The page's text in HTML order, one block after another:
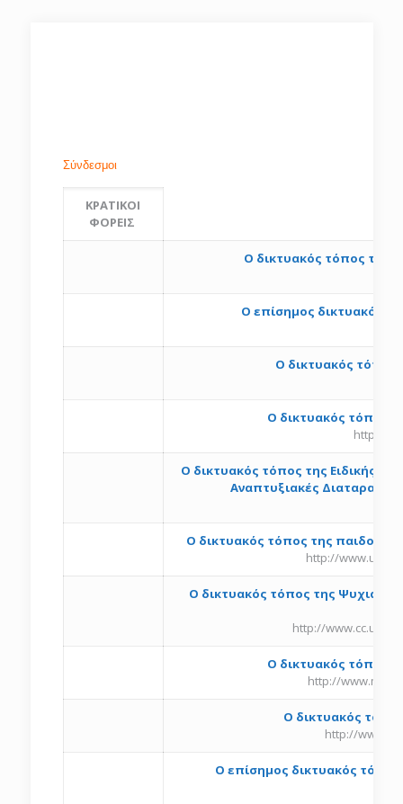
Σύνδεσμοι
ΚΡΑΤΙΚΟΙ
ΦΟΡΕΙΣ
Ο δικτυακός τόπος του
Ο επίσημος δικτυακός
Ο δικτυακός τόπος
Ο δικτυακός τόπος
http://
O δικτυακός τόπος της Ειδικής
Αναπτυξιακές
Ο δικτυακός τόπος της
http://
Ο δικτυακός τόπος της
http://
Ο δικτυακός τόπος
http://
Ο δικτυακός
http://
O επίσημος δικτυακός